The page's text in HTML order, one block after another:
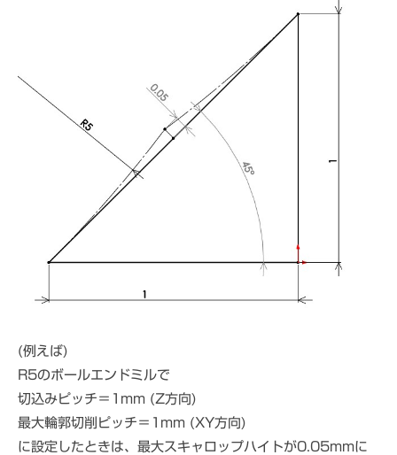
(例えば)
R5のボールエンドミルで
切込みピッチ＝1mm (Z方向)
最大輪郭切削ピッチ＝1mm (XY方向)
に設定したときは、最大スキャロップハイトが0.05mmに